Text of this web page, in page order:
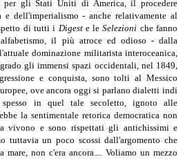
per gli Stati Uniti di America, il procedere
e dell'imperialismo - anche relativamente al
di tutti i Digest e leSelezioni che fanno
il più atroce ed odioso - dalla
dominazione militarista interoceanica,
gli immensi spazi occidentali, nel 1849,
e conquista, sono tolti al Messico
ove ancora oggi si parlano dialetti indi
in quel tale secoletto, ignoto alle
la sentimentale retorica democratica non
vivono e sono rispettati gli antichissimi e
tuttavia un poco scossi dall'argomento che
non c'era ancora.... Voliamo un mezzo